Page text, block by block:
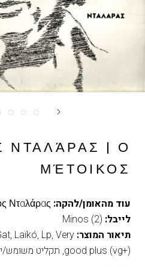
ΝΤΑΛΆΡΑΣ | Ο
ΜΈΤΟΙΚΟΣ
עוד מהאומן/להקה: Νταλάρας
לייבל: Minos (2)
תיאור המוצר:
, Laïkó, Lp, Very
good plus (vg+)
, תקליט משומש/